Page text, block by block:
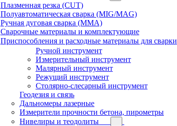
Плазменная резка (CUT)
Полуавтоматическая сварка (MIG/MAG)
Ручная дуговая сварка (MMA)
Сварочные материалы и комплектующие
Приспособления и расходные материалы для сварки
Ручной инструмент
Измерительный инструмент
Малярный инструмент
Режущий инструмент
Столярно-слесарный инструмент
Геодезия и связь
Дальномеры лазерные
Измерители прочности бетона, пирометры
Нивелиры и теодолиты